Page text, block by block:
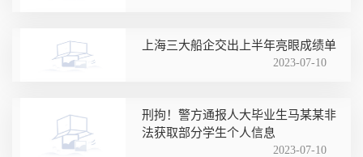
上海三大船企交出上半年亮眼成绩单
2023-07-10
刑拘！警方通报人大毕业生马某某非
法获取部分学生个人信息
2023-07-10